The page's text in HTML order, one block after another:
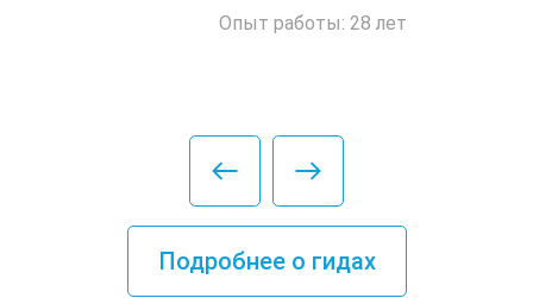
Опыт работы: 28 лет
Подробнее о гидах